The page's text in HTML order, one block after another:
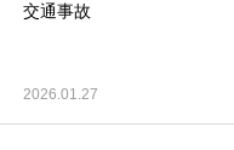
交通事故
2026.01.27